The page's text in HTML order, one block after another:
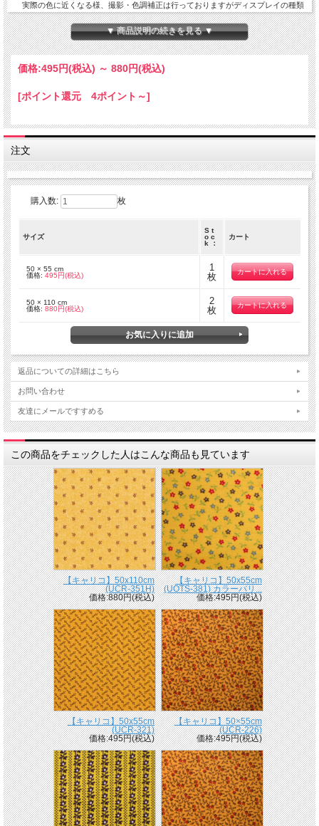
実際の色に近くなる様、撮影・色調補正は行っておりますがディスプレイの種類
や
設定状況によっては色が異なって見える場合があります。
【ご注文数量と商品サイズについて】
・50 × 110 cm 以外の商品
全て掲載サイズにてカットされております。
・50 × 110 cm の商品
す。
数量 １ ＝ 50 cm ( 50 × 110 cm )
数量 ２ ＝ 1 m ( 100 × 110 cm )
Cotton Garden/コットンガーデン/キャリコ/カットクロス
▼ 商品説明の続きを見る ▼
価格:495円(税込) ～ 880円(税込)
[ポイント還元 4ポイント～]
注文
購入数: 枚
サイズ
S t
o c
k ：
カート
50 × 55 cm
価格: 495円(税込)
1
枚
50 × 110 cm
価格: 880円(税込)
2
枚
返品についての詳細はこちら
お問い合わせ
友達にメールですすめる
この商品をチェックした人はこんな商品も見ています
【キャリコ】50x110cm
(UCR-351H)
価格:880円(税込)
【キャリコ】50x55cm
(UOTS-381) カラーバリ...
価格:495円(税込)
【キャリコ】50x55cm
(UCR-321)
価格:495円(税込)
【キャリコ】50×55cm
(UCR-226)
価格:495円(税込)